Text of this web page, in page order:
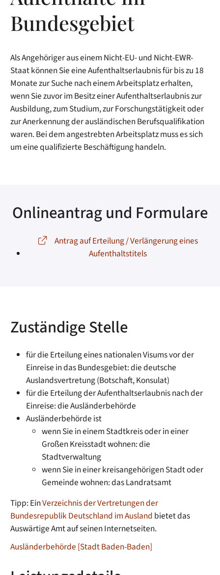
Bundesgebiet
Als Angehöriger aus einem Nicht-EU- und Nicht-EWR-
Staat können Sie eine Aufenthaltserlaubnis für bis zu 18
Monate zur Suche nach einem Arbeitsplatz erhalten,
wenn Sie zuvor im Besitz einer Aufenthaltserlaubnis zur
Ausbildung, zum Studium, zur Forschungstätigkeit oder
zur Anerkennung der ausländischen Berufsqualifikation
waren. Bei dem angestrebten Arbeitsplatz muss es sich
um eine qualifizierte Beschäftigung handeln.
Onlineantrag und Formulare
Antrag auf Erteilung / Verlängerung eines
Aufenthaltstitels
Zuständige Stelle
für die Erteilung eines nationalen Visums vor der
Einreise in das Bundesgebiet: die deutsche
Auslandsvertretung (Botschaft, Konsulat)
für die Erteilung der Aufenthaltserlaubnis nach der
Einreise: die Ausländerbehörde
Ausländerbehörde ist
wenn Sie in einem Stadtkreis oder in einer
Großen Kreisstadt wohnen: die
Stadtverwaltung
wenn Sie in einer kreisangehörigen Stadt oder
Gemeinde wohnen: das Landratsamt
Tipp: EinVerzeichnis der Vertretungen der
Bundesrepublik Deutschland im Ausland bietet das
Auswärtige Amt auf seinen Internetseiten.
Ausländerbehörde [Stadt Baden-Baden]